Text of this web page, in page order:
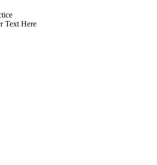
Text Here